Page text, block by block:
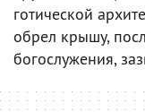
готической
обрел крышу,
богослужения,